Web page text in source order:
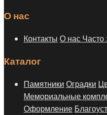
О нас
Контакты О нас
Каталог
Памятники Оградки
Мемориальные
Оформление